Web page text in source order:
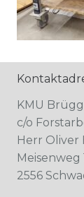
KMU
c/o
Herr Oliver
Meisenweg
2556